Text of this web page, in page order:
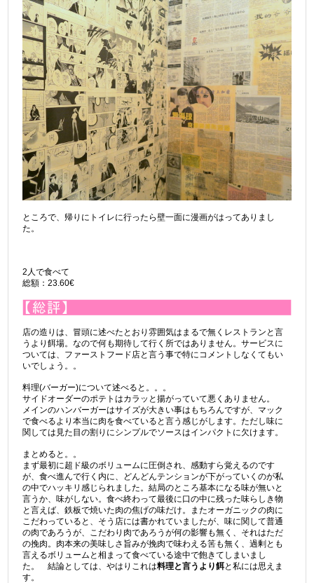
ところで、帰りにトイレに行ったら壁一面に漫画がはってありまし
た。
2人で食べて
総額：23.60€
店の造りは、冒頭に述べたとおり雰囲気はまるで無くレストランと言
うより餌場。なので何も期待して行く所ではありません。サービスに
ついては、ファーストフード店と言う事で特にコメントしなくてもい
いでしょう。。
料理(バーガー)について述べると。。。
サイドオーダーのポテトはカラッと揚がっていて悪くありません。
メインのハンバーガーはサイズが大きい事はもちろんですが、マック
で食べるより本当に肉を食べていると言う感じがします。ただし味に
関しては見た目の割りにシンプルでソースはインパクトに欠けます。
まとめると。。
まず最初に超ド級のボリュームに圧倒され、感動すら覚えるのです
が、食べ進んで行く内に、どんどんテンションが下がっていくのが私
の中でハッキリ感じられました。結局のところ基本になる味が無いと
言うか、味がしない。食べ終わって最後に口の中に残った味らしき物
と言えば、鉄板で焼いた肉の焦げの味だけ。またオーガニックの肉に
こだわっていると、そう店には書かれていましたが、味に関して普通
の肉であろうが、こだわり肉であろうが何の影響も無く、それはただ
の挽肉。肉本来の美味しさ旨みが挽肉で味わえる筈も無く、過剰とも
言えるボリュームと相まって食べている途中で飽きてしまいまし
た。 結論としては、やはりこれは料理と言うより餌と私には思えま
す。